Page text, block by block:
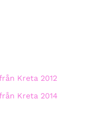
Kreta 2012
Kreta 2014